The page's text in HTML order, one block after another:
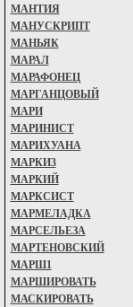
МАНТИЯ
МАНУСКРИПТ
МАНЬЯК
МАРАЛ
МАРАФОНЕЦ
МАРГАНЦОВЫЙ
МАРИ
МАРИНИСТ
МАРИХУАНА
МАРКИ3
МАРКИЙ
МАРКСИСТ
МАРМЕЛАДКА
МАРСЕЛЬЕЗА
МАРТЕНОВСКИЙ
МАРШ1
МАРШИРОВАТЬ
МАСКИРОВАТЬ